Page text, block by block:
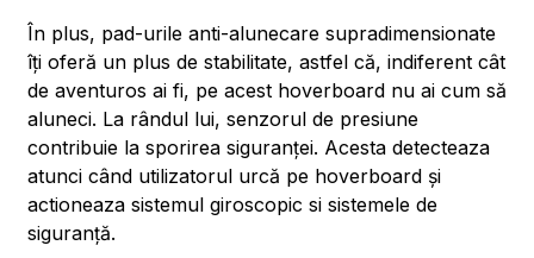
În plus, pad-urile anti-alunecare supradimensionate
îți oferă un plus de stabilitate, astfel că, indiferent cât
de aventuros ai fi, pe acest hoverboard nu ai cum să
aluneci. La rândul lui, senzorul de presiune
contribuie la sporirea siguranței. Acesta detecteaza
atunci când utilizatorul urcă pe hoverboard și
actioneaza sistemul giroscopic si sistemele de
siguranță.